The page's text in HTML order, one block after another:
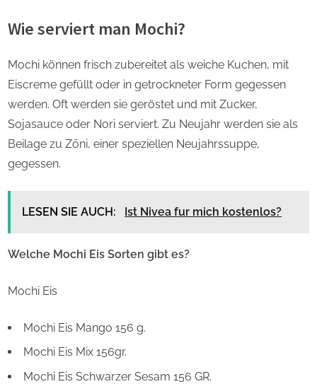
Wie serviert man Mochi?
Mochi können frisch zubereitet als weiche Kuchen, mit
Eiscreme gefüllt oder in getrockneter Form gegessen
werden. Oft werden sie geröstet und mit Zucker,
Sojasauce oder Nori serviert. Zu Neujahr werden sie als
Beilage zu Zōni, einer speziellen Neujahrssuppe,
gegessen.
LESEN SIE AUCH: Ist Nivea fur mich kostenlos?
Welche Mochi Eis Sorten gibt es?
Mochi Eis
Mochi Eis Mango 156 g.
Mochi Eis Mix 156gr.
Mochi Eis Schwarzer Sesam 156 GR.